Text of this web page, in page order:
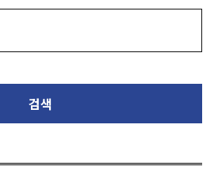
검색